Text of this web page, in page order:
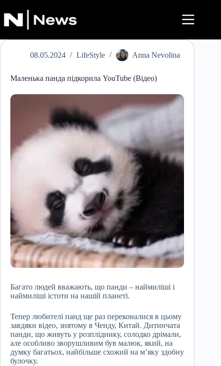
до
вмісту
08.05.2024 LifeStyle Anna Nevolina
Маленька панда підкорила YouTube (Відео)
Багато людей вважають, що панди – наймиліші і
наймиліші істоти на нашій планеті.
Тепер любителі панд ще раз переконалися в цьому
завдяки відео, знятому в Ченду, Китай. Дитинчата
панди, що живуть у розпліднику, солодко дрімали,
але особливо зворушливим був малюк, який, на
думку багатьох, найбільше схожий на м’яку здобну
булочку.